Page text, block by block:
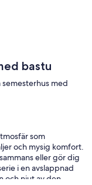
bastu
med
som
och mysig komfort.
eller gör dig
i en avslappnad
och njut av den